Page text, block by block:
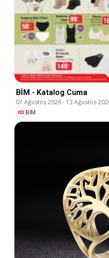
BİM - Katalog Cuma
07 Ağustos 2026- 13 Ağustos
BİM